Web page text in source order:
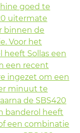
goed te
uitermate
binnen de
Voor het
Sollas een
een recent
ingezet om een
minuut te
de SBS420
banderol heeft
een combinatie